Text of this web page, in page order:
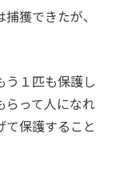
獲できたが、
１匹も保護し
らって人になれ
保護すること